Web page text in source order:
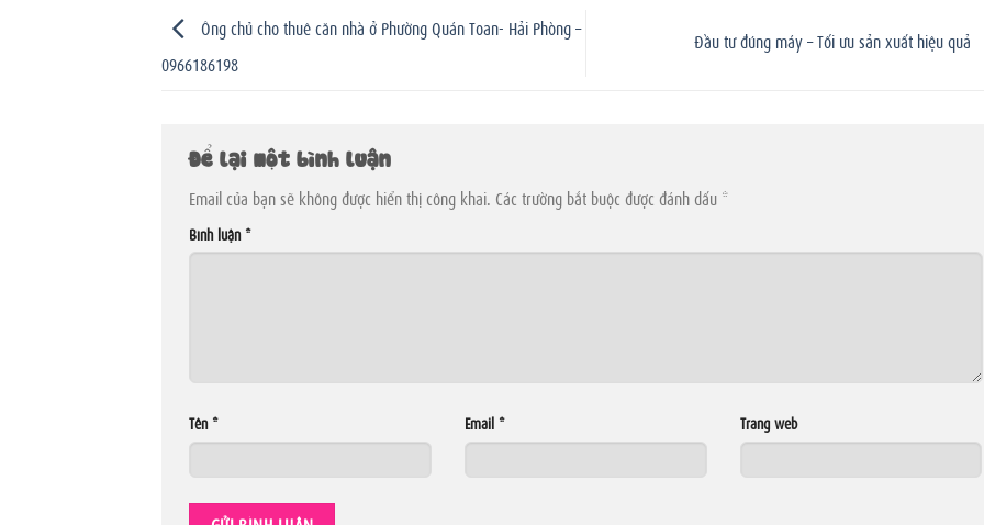
Ông chủ cho thuê căn nhà ở Phường Quán Toan- Hải Phòng –
0966186198
Đầu tư đúng máy – Tối ưu sản xuất hiệu quả
Để lại một bình luận
Email của bạn sẽ không được hiển thị công khai. Các trường bắt buộc được đánh dấu *
Bình luận *
Tên * Email * Trang web